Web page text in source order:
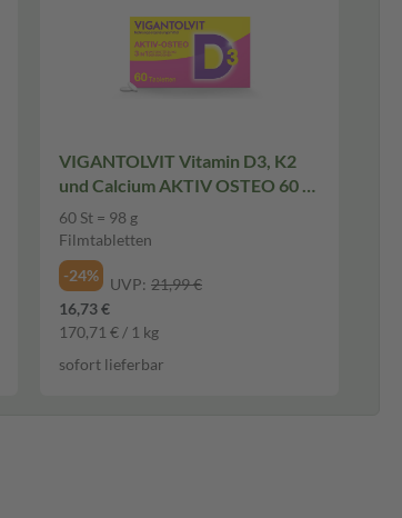
VIGANTOLVIT Vitamin D3, K2
und Calcium AKTIV OSTEO 60 St
Filmtabletten
60 St = 98 g
Filmtabletten
-24%
UVP: 21,99 €
16,73 €
170,71 € / 1 kg
sofort lieferbar